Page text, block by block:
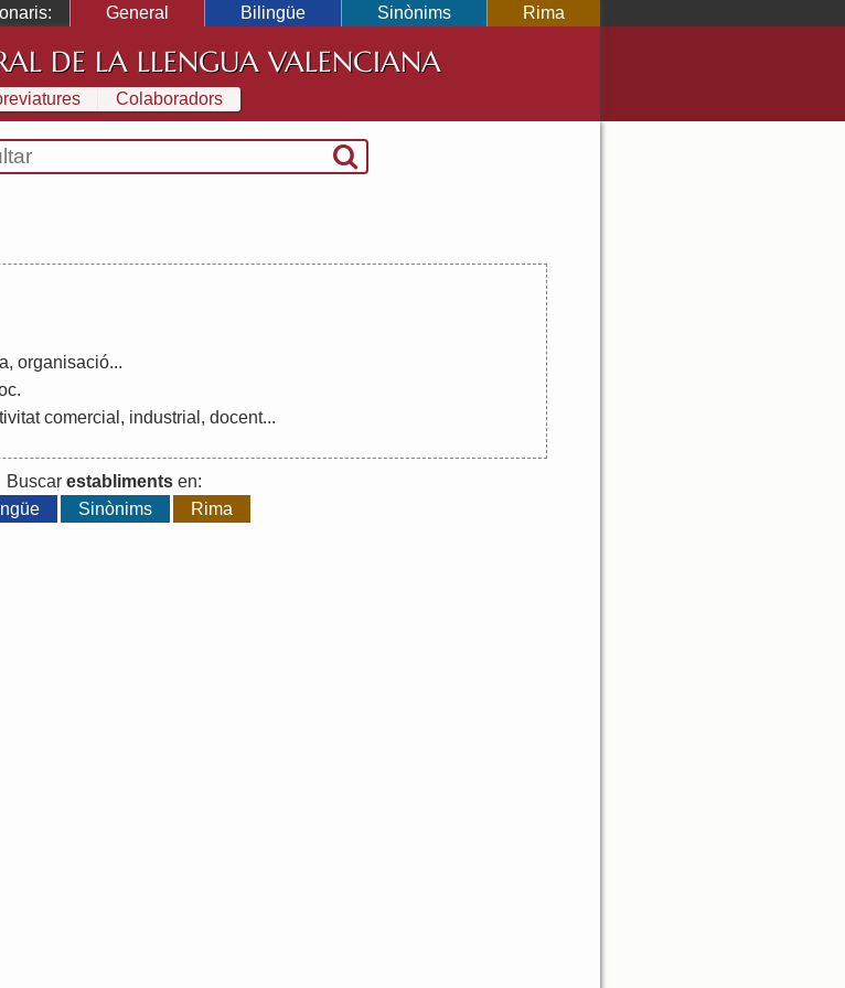
General Bilingüe Sinònims Rima
DE LA LLENGUA VALENCIANA
Colaboradors
, organisació...
.
comercial , industrial , docent...
Buscar establimentsen:
Sinònims Rima